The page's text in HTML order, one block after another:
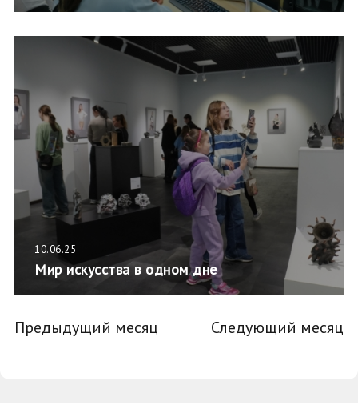
10.06.25
Мир искусства в одном дне
Предыдущий месяц Следующий месяц